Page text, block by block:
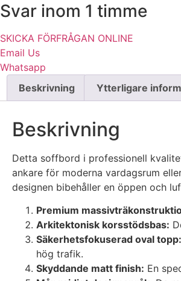
Svar inom 1 timme
SKICKA FÖRFRÅGAN ONLINE
Email Us
Whatsapp
Beskrivning
Ytterligare
Beskrivning
Detta soffbord i professionell
ankare för moderna vardagsrum
designen bibehåller en öppen och
Premium
Arkitektonisk korsstödsbas:
Säkerhetsfokuserad oval topp:
hög trafik.
Skyddande matt finish: En